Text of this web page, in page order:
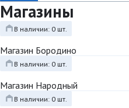
Магазины
В наличии: 0 шт.
Магазин Бородино
В наличии: 0 шт.
Магазин Народный
В наличии: 0 шт.